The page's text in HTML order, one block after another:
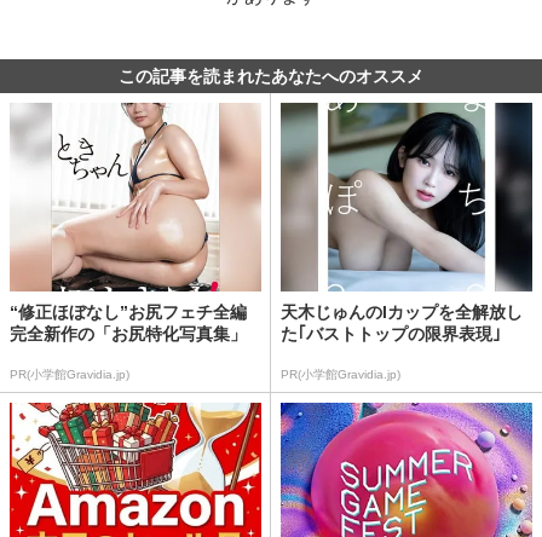
この記事を読まれたあなたへのオススメ
“修正ほぼなし”お尻フェチ全編
完全新作の「お尻特化写真集」
PR(小学館Gravidia.jp)
天木じゅんのIカップを全解放し
た｢バストトップの限界表現｣
PR(小学館Gravidia.jp)